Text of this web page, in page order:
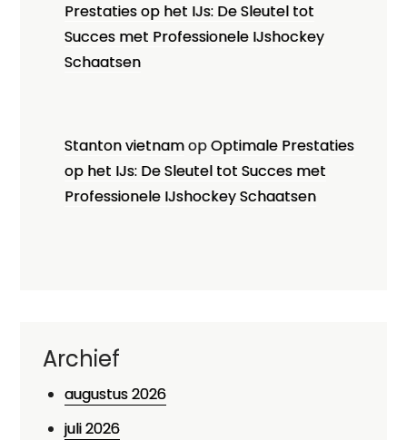
Prestaties op het IJs: De Sleutel tot
Succes met Professionele IJshockey
Schaatsen
Stanton vietnamopOptimale Prestaties
op het IJs: De Sleutel tot Succes met
Professionele IJshockey Schaatsen
Archief
augustus 2026
juli 2026